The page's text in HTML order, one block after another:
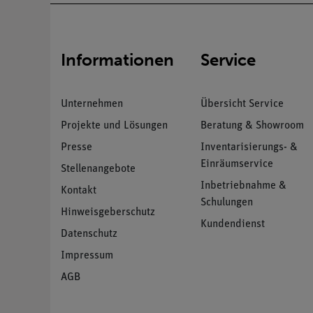
Informationen
Unternehmen
Projekte und Lösungen
Presse
Stellenangebote
Kontakt
Hinweisgeberschutz
Datenschutz
Impressum
AGB
Service
Übersicht Service
Beratung & Showroom
Inventarisierungs- &
Einräumservice
Inbetriebnahme &
Schulungen
Kundendienst